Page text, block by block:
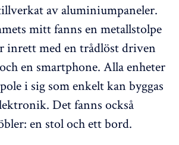
av aluminiumpaneler.
mitt fanns en metallstolpe
inrett med en trådlöst driven
en smartphone. Alla enheter
i sig som enkelt kan byggas
Det fanns också
en stol och ett bord.